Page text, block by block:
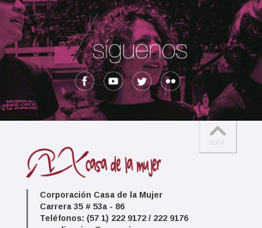
Corporación Casa de la Mujer
Carrera 35 # 53a - 86
Teléfonos: (57 1) 222 9172 / 222 9176